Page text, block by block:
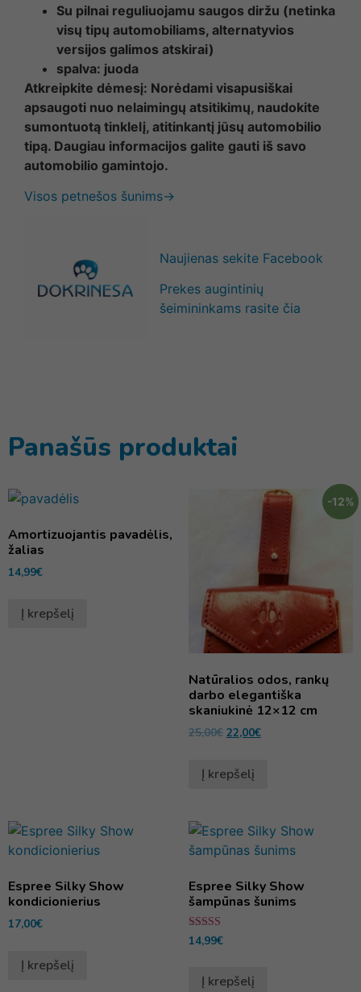
Su pilnai reguliuojamu saugos diržu (netinka
visų tipų automobiliams, alternatyvios
versijos galimos atskirai)
spalva: juoda
Atkreipkite dėmesį: Norėdami visapusiškai
apsaugoti nuo nelaimingų atsitikimų, naudokite
sumontuotą tinklelį, atitinkantį jūsų automobilio
tipą. Daugiau informacijos galite gauti iš savo
automobilio gamintojo.
Visos petnešos šunims→
Naujienas sekite Facebook
Prekes augintinių
šeimininkams rasite čia
Panašūs produktai
Amortizuojantis pavadėlis,
žalias
14,99€
Į krepšelį
-12%
Natūralios odos, rankų
darbo elegantiška
skaniukinė 12×12 cm
25,00€ 22,00€
Į krepšelį
Espree Silky Show
kondicionierius
17,00€
Į krepšelį
Espree Silky Show
šampūnas šunims
Įvertinimas:
5.00
14,99€
Į krepšelį